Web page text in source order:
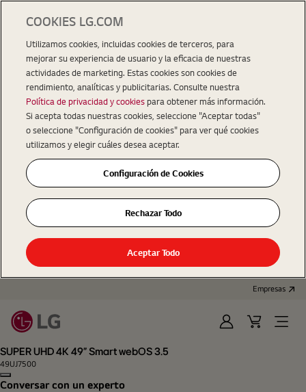
Empresas
IniciarCart
Open
SUPER UHD 4K 49" Smart webOS 3.5
49UJ7500
Copy model name
Conversar con un experto
COOKIES LG.COM
Utilizamos cookies, incluidas cookies de terceros, para
mejorar su experiencia de usuario y la eficacia de nuestras
actividades de marketing. Estas cookies son cookies de
rendimiento, analíticas y publicitarias. Consulte nuestra
Política de privacidad y cookiespara obtener más información.
Si acepta todas nuestras cookies, seleccione "Aceptar todas"
o seleccione "Configuración de cookies" para ver qué cookies
utilizamos y elegir cuáles desea aceptar.
Configuración de Cookies
Rechazar Todo
Aceptar Todo